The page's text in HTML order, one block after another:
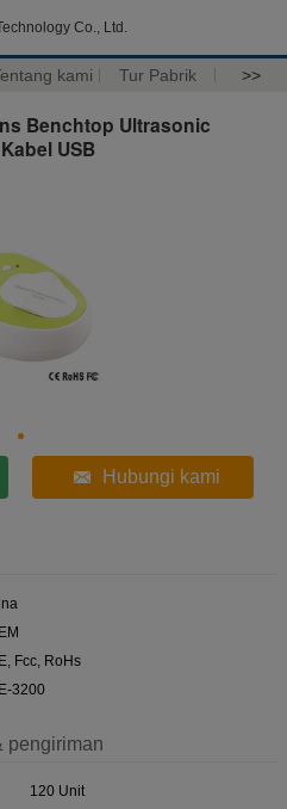
Co., Ltd.
kami Tur Pabrik >>
Benchtop Ultrasonic
USB
Hubungi kami
Fcc, RoHs
3200
pengiriman
120 Unit